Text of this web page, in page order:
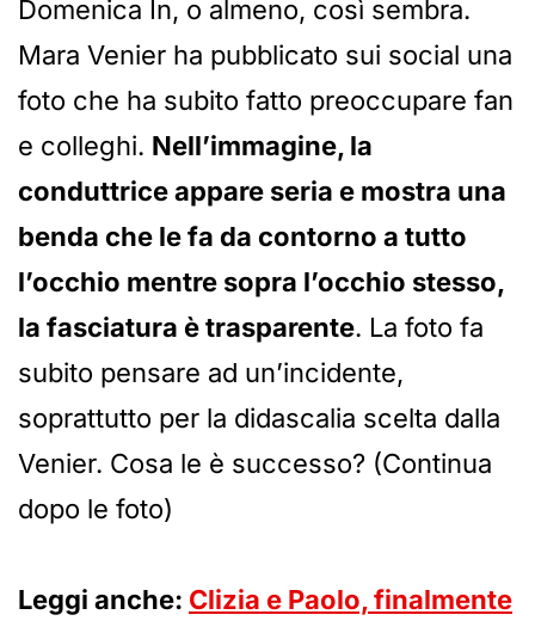
Domenica In, o almeno, così sembra.
Mara Venier ha pubblicato sui social una
foto che ha subito fatto preoccupare fan
e colleghi. Nell’immagine, la
conduttrice appare seria e mostra una
benda che le fa da contorno a tutto
l’occhio mentre sopra l’occhio stesso,
la fasciatura è trasparente. La foto fa
subito pensare ad un’incidente,
soprattutto per la didascalia scelta dalla
Venier. Cosa le è successo? (Continua
dopo le foto)
Leggi anche: Clizia e Paolo, finalmente